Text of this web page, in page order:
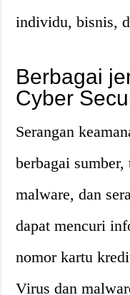
individu, bisnis,
Berbagai
Cyber
Serangan
berbagai
malware, dan
dapat mencuri
nomor kartu
Virus dan